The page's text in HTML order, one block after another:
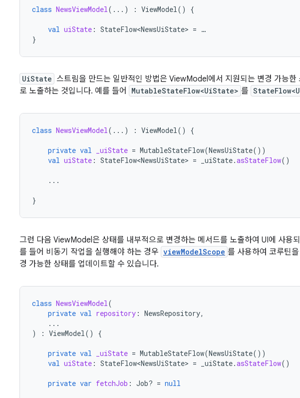
class NewsViewModel(...) : ViewModel() {
val uiState : StateFlow<NewsUiState> = …
}
UiState 스트림을 만드는 일반적인 방법은 ViewModel에서 지원되는 변경 가능한
로 노출하는 것입니다. 예를 들어
MutableStateFlow<UiState> 를
class NewsViewModel(...) : ViewModel() {
private val _uiState = MutableStateFlow(NewsUiState())
val uiState : StateFlow<NewsUiState> = _uiState.asStateFlow()
...
}
그런 다음 ViewModel은 상태를 내부적으로 변경하는 메서드를 노출하여 UI에 사용
를 들어 비동기 작업을 실행해야 하는 경우 viewModelScope 를 사용하여 코루틴
경 가능한 상태를 업데이트할 수 있습니다.
class NewsViewModel(
private val repository : NewsRepository,
...
)
: ViewModel() {
private val _uiState = MutableStateFlow(NewsUiState())
val uiState : StateFlow<NewsUiState> = _uiState.asStateFlow()
private var fetchJob : Job? = null